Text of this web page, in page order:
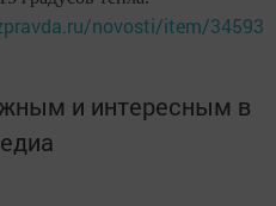
novosti/item/34593
и интересным в